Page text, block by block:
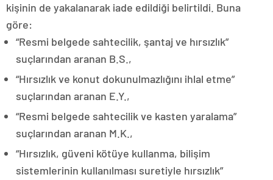
kişinin de yakalanarak iade edildiği belirtildi. Buna
göre:
“Resmi belgede sahtecilik, şantaj ve hırsızlık”
suçlarından aranan B.S.,
“Hırsızlık ve konut dokunulmazlığını ihlal etme”
suçlarından aranan E.Y.,
“Resmi belgede sahtecilik ve kasten yaralama”
suçlarından aranan M.K.,
“Hırsızlık, güveni kötüye kullanma, bilişim
sistemlerinin kullanılması suretiyle hırsızlık”